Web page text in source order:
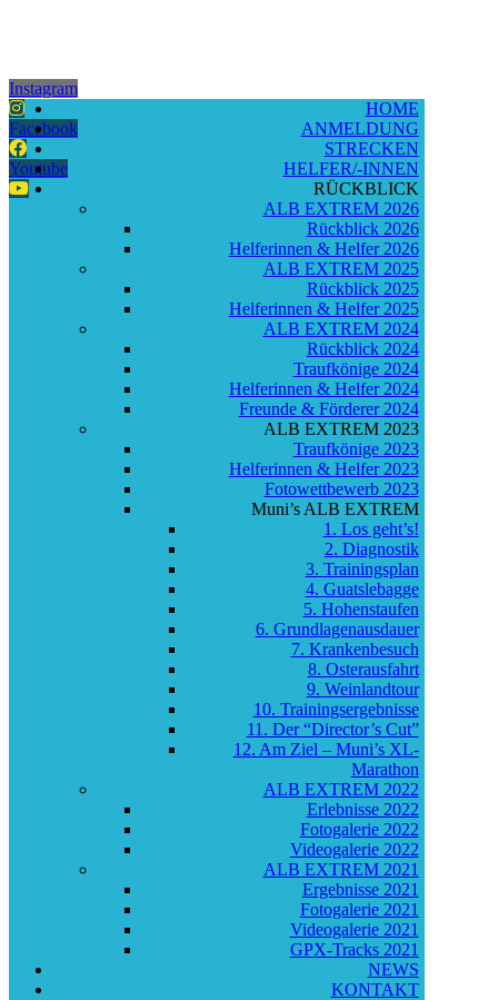
Instagram
Facebook
Youtube
HOME
ANMELDUNG
STRECKEN
HELFER/-INNEN
RÜCKBLICK
ALB EXTREM 2026
Rückblick 2026
Helferinnen & Helfer 2026
ALB EXTREM 2025
Rückblick 2025
Helferinnen & Helfer 2025
ALB EXTREM 2024
Rückblick 2024
Traufkönige 2024
Helferinnen & Helfer 2024
Freunde & Förderer 2024
ALB EXTREM 2023
Traufkönige 2023
Helferinnen & Helfer 2023
Fotowettbewerb 2023
Muni’s ALB EXTREM
1. Los geht’s!
2. Diagnostik
3. Trainingsplan
4. Guatslebagge
5. Hohenstaufen
6. Grundlagenausdauer
7. Krankenbesuch
8. Osterausfahrt
9. Weinlandtour
10. Trainingsergebnisse
11. Der “Director’s Cut”
12. Am Ziel – Muni’s XL-
Marathon
ALB EXTREM 2022
Erlebnisse 2022
Fotogalerie 2022
Videogalerie 2022
ALB EXTREM 2021
Ergebnisse 2021
Fotogalerie 2021
Videogalerie 2021
GPX-Tracks 2021
NEWS
KONTAKT